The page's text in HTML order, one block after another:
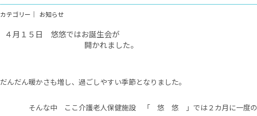
お知らせ
４月１５日 悠悠ではお誕生会が
開かれました。
だんだん暖かさも増し、過ごしやすい季節となりました。
そんな中 ここ介護老人保健施設 「 悠 悠 」では２カ月に一度の